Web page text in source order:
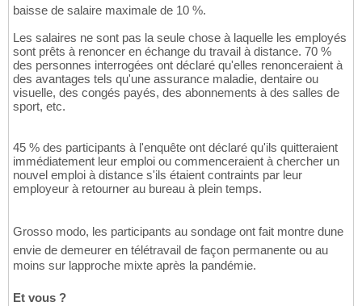
baisse de salaire maximale de 10 %.
Les salaires ne sont pas la seule chose à laquelle les employés
sont prêts à renoncer en échange du travail à distance. 70 %
des personnes interrogées ont déclaré qu'elles renonceraient à
des avantages tels qu'une assurance maladie, dentaire ou
visuelle, des congés payés, des abonnements à des salles de
sport, etc.
45 % des participants à l'enquête ont déclaré qu'ils quitteraient
immédiatement leur emploi ou commenceraient à chercher un
nouvel emploi à distance s'ils étaient contraints par leur
employeur à retourner au bureau à plein temps.
Grosso modo, les participants au sondage ont fait montre dune
envie de demeurer en télétravail de façon permanente ou au
moins sur lapproche mixte après la pandémie.
Et vous ?